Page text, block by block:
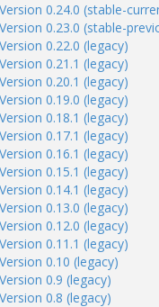
Version 0.24.0 (stable-
Version 0.23.0 (stable-
Version 0.22.0 (legacy)
Version 0.21.1 (legacy)
Version 0.20.1 (legacy)
Version 0.19.0 (legacy)
Version 0.18.1 (legacy)
Version 0.17.1 (legacy)
Version 0.16.1 (legacy)
Version 0.15.1 (legacy)
Version 0.14.1 (legacy)
Version 0.13.0 (legacy)
Version 0.12.0 (legacy)
Version 0.11.1 (legacy)
Version 0.10 (legacy)
Version 0.9 (legacy)
Version 0.8 (legacy)